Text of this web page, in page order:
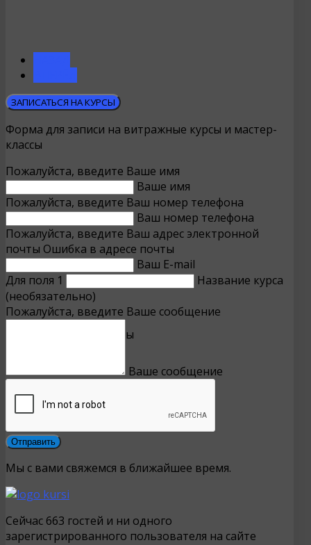
ЗАПИСАТЬСЯ НА КУРСЫ
Форма для записи на витражные курсы и мастер-
классы
Пожалуйста, введите Ваше имя
Ваше имя
Пожалуйста, введите Ваш номер телефона
Ваш номер телефона
Пожалуйста, введите Ваш адрес электронной
почты Ошибка в адресе почты
Ваш E-mail
Для поля 1
Название курса
(необязательно)
Пожалуйста, введите Ваше сообщение
Ваше сообщение
Мы с вами свяжемся в ближайшее время.
Сейчас 663 гостей и ни одного
зарегистрированного пользователя на сайте